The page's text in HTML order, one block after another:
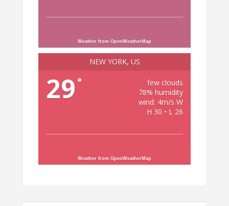
Weather from OpenWeatherMap
NEW YORK, US
29 °
few clouds
78% humidity
wind: 4m/s W
H 30 • L 26
Weather from OpenWeatherMap